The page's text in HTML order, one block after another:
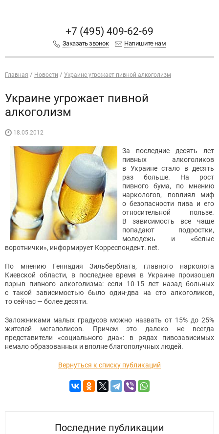
+7 (495) 409-62-69
Заказать звонок Напишите нам
Главная Новости Украине угрожает пивной алкоголизм
Украине угрожает пивной
алкоголизм
18.05.2012
За последние десять лет
пивных алкоголиков
в Украине стало в десять
раз больше. На рост
пивного бума, по мнению
наркологов, повлиял миф
о безопасности пива и его
относительной пользе.
В зависимость все чаще
попадают подростки,
молодежь и «белые
воротнички», информирует Корреспондент. net.
По мнению Геннадия Зильберблата, главного нарколога
Киевской области, в последнее время в Украине произошел
взрыв пивного алкоголизма: если
10-15 лет назад больных
с такой зависимостью было один-два на сто алкоголиков,
то сейчас — более десяти.
Заложниками малых градусов можно назвать от 15% до 25%
жителей мегаполисов. Причем это далеко не всегда
представители «социального дна»: в рядах пивозависимых
немало образованных и вполне благополучных людей.
Вернуться к списку публикаций
Последние публикации